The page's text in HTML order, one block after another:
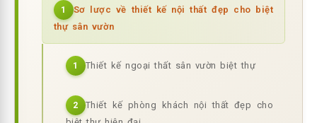
1
Sơ lược về thiết kế nội thất đẹp cho biệt
thự sân vườn
1 Thiết kế ngoại thất sân vườn biệt thự
2
Thiết kế phòng khách nội thất đẹp cho